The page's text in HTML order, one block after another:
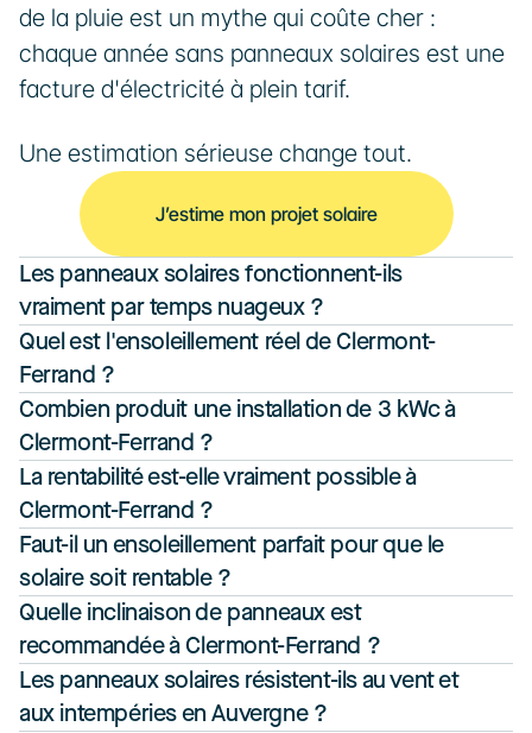
de la pluie est un mythe qui coûte cher :
chaque année sans panneaux solaires est une
facture d'électricité à plein tarif.
Une estimation sérieuse change tout.
J’estime mon projet solaire
Les panneaux solaires fonctionnent-ils
vraiment par temps nuageux ?
Quel est l'ensoleillement réel de Clermont-
Ferrand ?
Combien produit une installation de 3 kWc à
Clermont-Ferrand ?
La rentabilité est-elle vraiment possible à
Clermont-Ferrand ?
Faut-il un ensoleillement parfait pour que le
solaire soit rentable ?
Quelle inclinaison de panneaux est
recommandée à Clermont-Ferrand ?
Les panneaux solaires résistent-ils au vent et
aux intempéries en Auvergne ?